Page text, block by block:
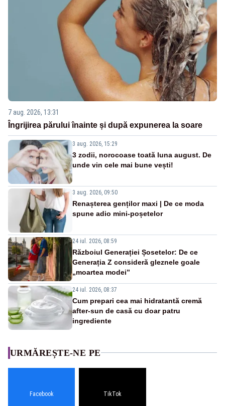
7 aug. 2026, 13:31
Îngrijirea părului înainte și după expunerea la soare
3 aug. 2026, 15:29
3 zodii, norocoase toată luna august. De
unde vin cele mai bune vești!
3 aug. 2026, 09:50
Renașterea genților maxi | De ce moda
spune adio mini-poșetelor
24 iul. 2026, 08:59
Războiul Generației Șosetelor: De ce
Generația Z consideră gleznele goale
„moartea modei”
24 iul. 2026, 08:37
Cum prepari cea mai hidratantă cremă
after-sun de casă cu doar patru
ingrediente
URMĂREȘTE-NE PE
Facebook TikTok